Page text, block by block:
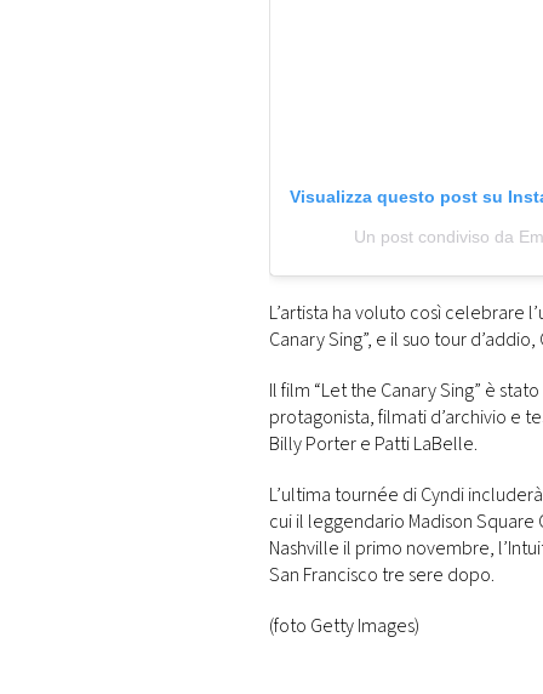
Visualizza questo post su
Un post condiviso da
L’artista ha voluto così celebrare
Canary Sing”, e il suo tour d’addio,
Il film “Let the Canary Sing” è
protagonista, filmati d’archivio e
Billy Porter e Patti LaBelle.
L’ultima tournée di Cyndi
cui il leggendario Madison
Nashville il primo novembre,
San Francisco tre sere dopo.
(foto Getty Images)